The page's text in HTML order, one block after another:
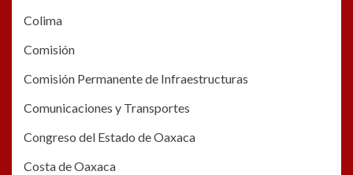
Colima
Comisión
Comisión Permanente de Infraestructuras
Comunicaciones y Transportes
Congreso del Estado de Oaxaca
Costa de Oaxaca